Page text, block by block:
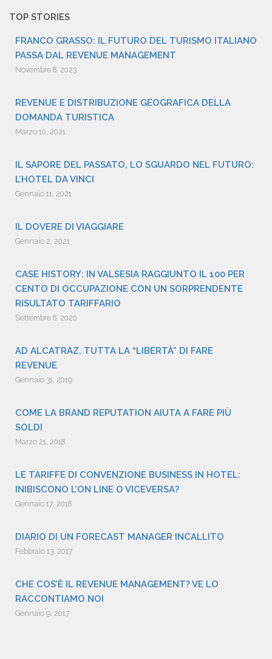
TOP STORIES
FRANCO GRASSO: IL FUTURO DEL TURISMO ITALIANO
PASSA DAL REVENUE MANAGEMENT
Novembre 8, 2023
REVENUE E DISTRIBUZIONE GEOGRAFICA DELLA
DOMANDA TURISTICA
Marzo 10, 2021
IL SAPORE DEL PASSATO, LO SGUARDO NEL FUTURO:
L’HOTEL DA VINCI
Gennaio 11, 2021
IL DOVERE DI VIAGGIARE
Gennaio 2, 2021
CASE HISTORY: IN VALSESIA RAGGIUNTO IL 100 PER
CENTO DI OCCUPAZIONE CON UN SORPRENDENTE
RISULTATO TARIFFARIO
Settembre 8, 2020
AD ALCATRAZ, TUTTA LA “LIBERTÀ” DI FARE
REVENUE
Gennaio 31, 2019
COME LA BRAND REPUTATION AIUTA A FARE PIÙ
SOLDI
Marzo 21, 2018
LE TARIFFE DI CONVENZIONE BUSINESS IN HOTEL:
INIBISCONO L’ON LINE O VICEVERSA?
Gennaio 17, 2018
DIARIO DI UN FORECAST MANAGER INCALLITO
Febbraio 13, 2017
CHE COS’È IL REVENUE MANAGEMENT? VE LO
RACCONTIAMO NOI
Gennaio 9, 2017